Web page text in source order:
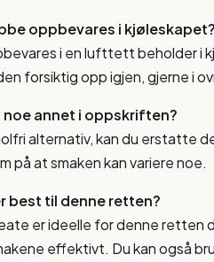
oppbevares i
i en lufttett beholder i
forsiktig opp igjen, gjerne i
annet i oppskriften?
alternativ, kan du erstatte
på at smaken kan variere noe.
best til denne retten?
er ideelle for denne retten
effektivt. Du kan også